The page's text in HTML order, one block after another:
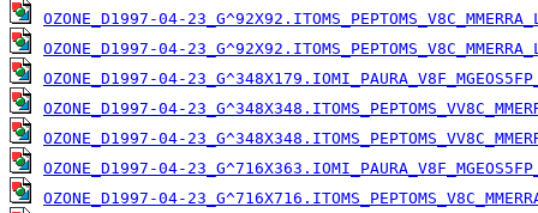
OZONE_D1997-04-
OZONE_D1997-04-
OZONE_D1997-04-
OZONE_D1997-04-
OZONE_D1997-04-
OZONE_D1997-04-
OZONE_D1997-04-